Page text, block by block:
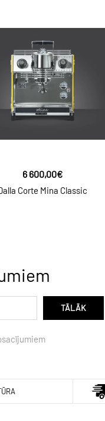
6 600,00€
Corte Mina Classic
TĀLĀK